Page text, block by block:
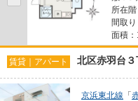
所在
間取
面積
賃貸｜アパート 北区赤羽台
京浜東北線 「